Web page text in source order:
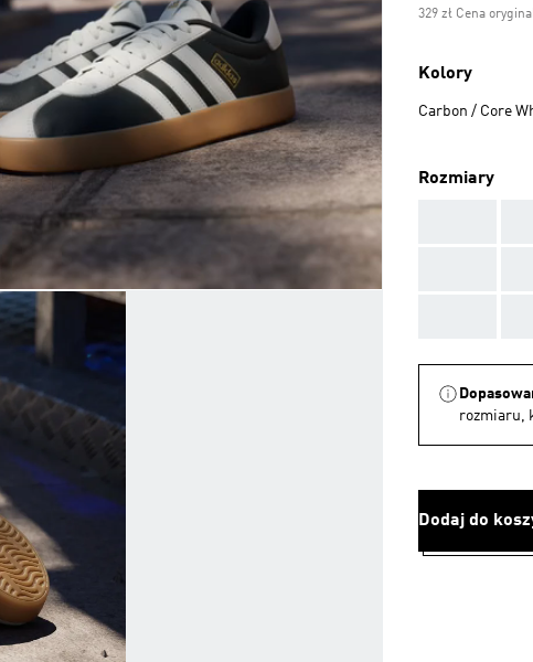
329 zł Cena
Kolory
Carbon / Core
Rozmiary
rozmiaru,
Dodaj do